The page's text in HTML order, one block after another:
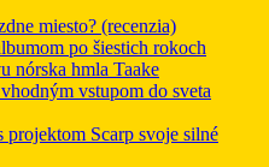
miesto? (recenzia)
po šiestich rokoch
nórska hmla Taake
vstupom do sveta
projektom Scarp svoje silné